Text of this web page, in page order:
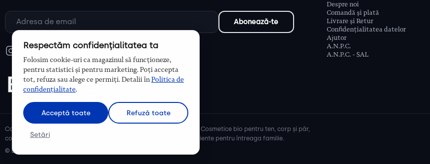
Despre noi
Comandă și plată
Livrare și Retur
Confidențialitatea datelor
Ajutor
A.N.P.C.
A.N.P.C. - SAL
Cosmetice bio și naturale, ulei de argan, ulei de cocos, unt de shea. Cosmetice bio pentru ten, corp și păr,
cosmetice naturale pentru mămici și copii, cosmetice organice eficiente pentru întreaga familie.
© Biobeauty 2026. Toate drepturile rezervate.
Respectăm confidențialitatea ta
Folosim cookie-uri ca magazinul să funcționeze,
pentru statistici și pentru marketing. Poți accepta
tot, refuza sau alege ce permiți. Detalii înPolitica de
confidențialitate.
Acceptă toate Refuză toate
Setări